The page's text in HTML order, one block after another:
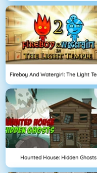
Haunted House: Hidden Ghosts